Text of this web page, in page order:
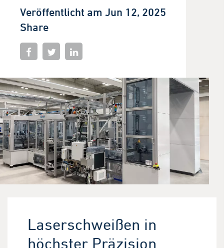
Veröffentlicht am Jun 12, 2025
Share
Laserschweißen in
höchster Präzision